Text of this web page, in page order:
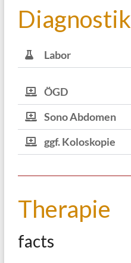
Diagnostik
Labor
ÖGD
Sono Abdomen
ggf. Koloskopie
Therapie
facts